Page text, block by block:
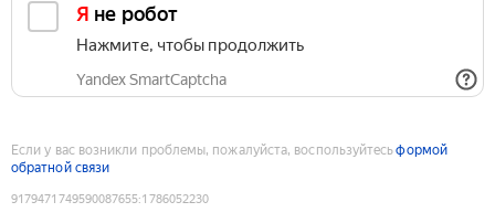
Я не робот
Нажмите, чтобы продолжить
Yandex SmartCaptcha
Если у вас возникли проблемы, пожалуйста, воспользуйтесьформой
обратной связи
9179471749590087655:1786052230